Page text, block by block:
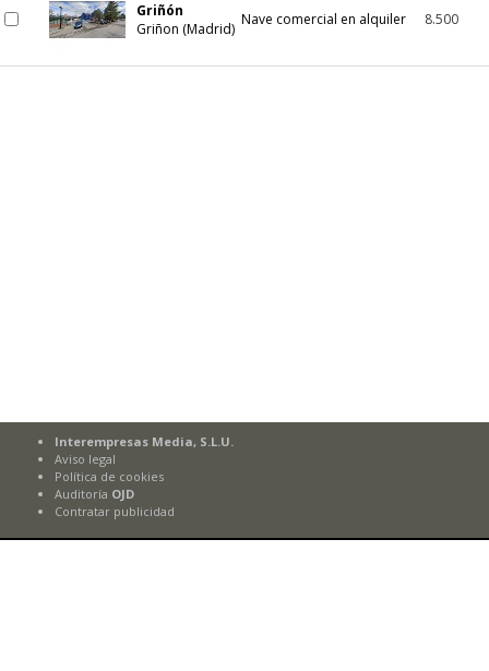
Griñón
Griñon (Madrid)
Nave comercial en alquiler 8.500
Interempresas Media, S.L.U.
Aviso legal
Política de cookies
Auditoría OJD
Contratar publicidad